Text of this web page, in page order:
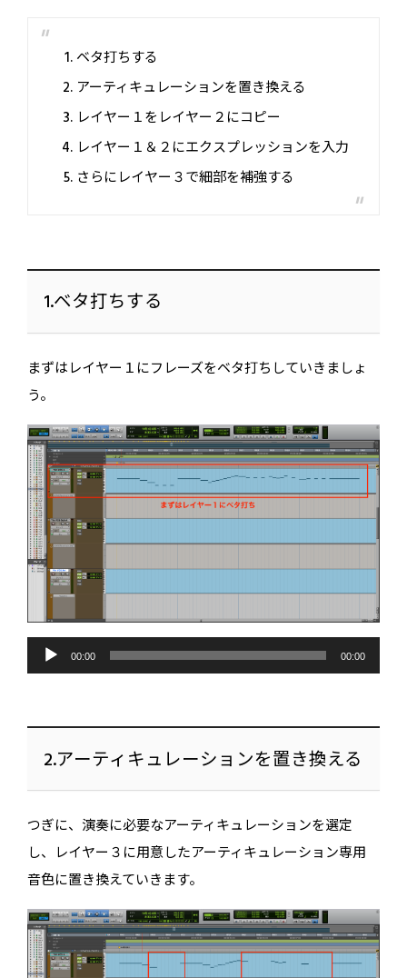
ベタ打ちする
アーティキュレーションを置き換える
レイヤー１をレイヤー２にコピー
レイヤー１＆２にエクスプレッションを入力
さらにレイヤー３で細部を補強する
1.ベタ打ちする
まずはレイヤー１にフレーズをベタ打ちしていきましょ
う。
音
プ
ー
00:00 00:00
2.アーティキュレーションを置き換える
つぎに、演奏に必要なアーティキュレーションを選定
し、レイヤー３に用意したアーティキュレーション専用
音色に置き換えていきます。
無料でカンタン！